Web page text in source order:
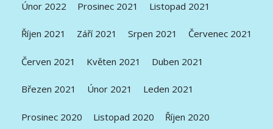
Únor 2022 Prosinec 2021 Listopad 2021
Říjen 2021 Září 2021 Srpen 2021 Červenec 2021
Červen 2021 Květen 2021 Duben 2021
Březen 2021 Únor 2021 Leden 2021
Prosinec 2020 Listopad 2020 Říjen 2020